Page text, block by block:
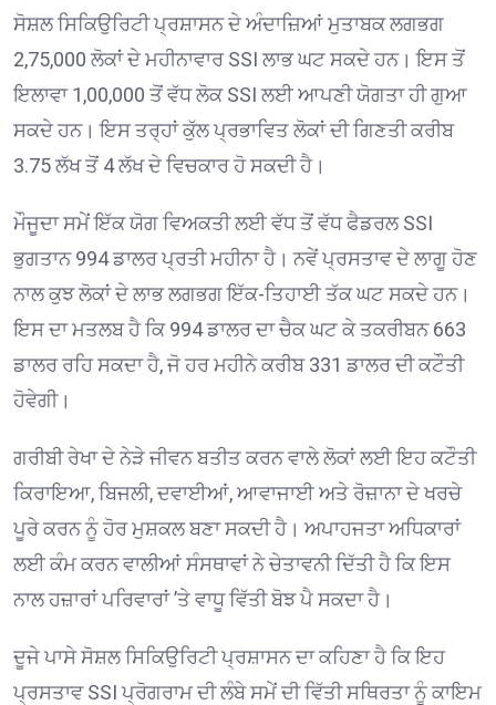
ਸੋਸ਼ਲ ਸਿਕਿਉਰਿਟੀ ਪ੍ਰਸ਼ਾਸਨ ਦੇ ਅੰਦਾਜ਼ਿਆਂ ਮੁਤਾਬਕ ਲਗਭਗ
2,75,000 ਲੋਕਾਂ ਦੇ ਮਹੀਨਾਵਾਰ SSI ਲਾਭ ਘਟ ਸਕਦੇ ਹਨ। ਇਸ ਤੋਂ
ਇਲਾਵਾ 1,00,000 ਤੋਂ ਵੱਧ ਲੋਕ SSI ਲਈ ਆਪਣੀ ਯੋਗਤਾ ਹੀ ਗੁਆ
ਸਕਦੇ ਹਨ। ਇਸ ਤਰ੍ਹਾਂ ਕੁੱਲ ਪ੍ਰਭਾਵਿਤ ਲੋਕਾਂ ਦੀ ਗਿਣਤੀ ਕਰੀਬ
3.75 ਲੱਖ ਤੋਂ 4 ਲੱਖ ਦੇ ਵਿਚਕਾਰ ਹੋ ਸਕਦੀ ਹੈ।
ਮੌਜੂਦਾ ਸਮੇਂ ਇੱਕ ਯੋਗ ਵਿਅਕਤੀ ਲਈ ਵੱਧ ਤੋਂ ਵੱਧ ਫੈਡਰਲ SSI
ਭੁਗਤਾਨ 994 ਡਾਲਰ ਪ੍ਰਤੀ ਮਹੀਨਾ ਹੈ। ਨਵੇਂ ਪ੍ਰਸਤਾਵ ਦੇ ਲਾਗੂ ਹੋਣ
ਨਾਲ ਕੁਝ ਲੋਕਾਂ ਦੇ ਲਾਭ ਲਗਭਗ ਇੱਕ-ਤਿਹਾਈ ਤੱਕ ਘਟ ਸਕਦੇ ਹਨ।
ਇਸ ਦਾ ਮਤਲਬ ਹੈ ਕਿ 994 ਡਾਲਰ ਦਾ ਚੈਕ ਘਟ ਕੇ ਤਕਰੀਬਨ 663
ਡਾਲਰ ਰਹਿ ਸਕਦਾ ਹੈ, ਜੋ ਹਰ ਮਹੀਨੇ ਕਰੀਬ 331 ਡਾਲਰ ਦੀ ਕਟੌਤੀ
ਹੋਵੇਗੀ।
ਗਰੀਬੀ ਰੇਖਾ ਦੇ ਨੇੜੇ ਜੀਵਨ ਬਤੀਤ ਕਰਨ ਵਾਲੇ ਲੋਕਾਂ ਲਈ ਇਹ ਕਟੌਤੀ
ਕਿਰਾਇਆ, ਬਿਜਲੀ, ਦਵਾਈਆਂ, ਆਵਾਜਾਈ ਅਤੇ ਰੋਜ਼ਾਨਾ ਦੇ ਖਰਚੇ
ਪੂਰੇ ਕਰਨ ਨੂੰ ਹੋਰ ਮੁਸ਼ਕਲ ਬਣਾ ਸਕਦੀ ਹੈ। ਅਪਾਹਜਤਾ ਅਧਿਕਾਰਾਂ
ਲਈ ਕੰਮ ਕਰਨ ਵਾਲੀਆਂ ਸੰਸਥਾਵਾਂ ਨੇ ਚੇਤਾਵਨੀ ਦਿੱਤੀ ਹੈ ਕਿ ਇਸ
ਨਾਲ ਹਜ਼ਾਰਾਂ ਪਰਿਵਾਰਾਂ ’ਤੇ ਵਾਧੂ ਵਿੱਤੀ ਬੋਝ ਪੈ ਸਕਦਾ ਹੈ।
ਦੂਜੇ ਪਾਸੇ ਸੋਸ਼ਲ ਸਿਕਿਉਰਿਟੀ ਪ੍ਰਸ਼ਾਸਨ ਦਾ ਕਹਿਣਾ ਹੈ ਕਿ ਇਹ
ਪ੍ਰਸਤਾਵ SSI ਪ੍ਰੋਗਰਾਮ ਦੀ ਲੰਬੇ ਸਮੇਂ ਦੀ ਵਿੱਤੀ ਸਥਿਰਤਾ ਨੂੰ ਕਾਇਮ